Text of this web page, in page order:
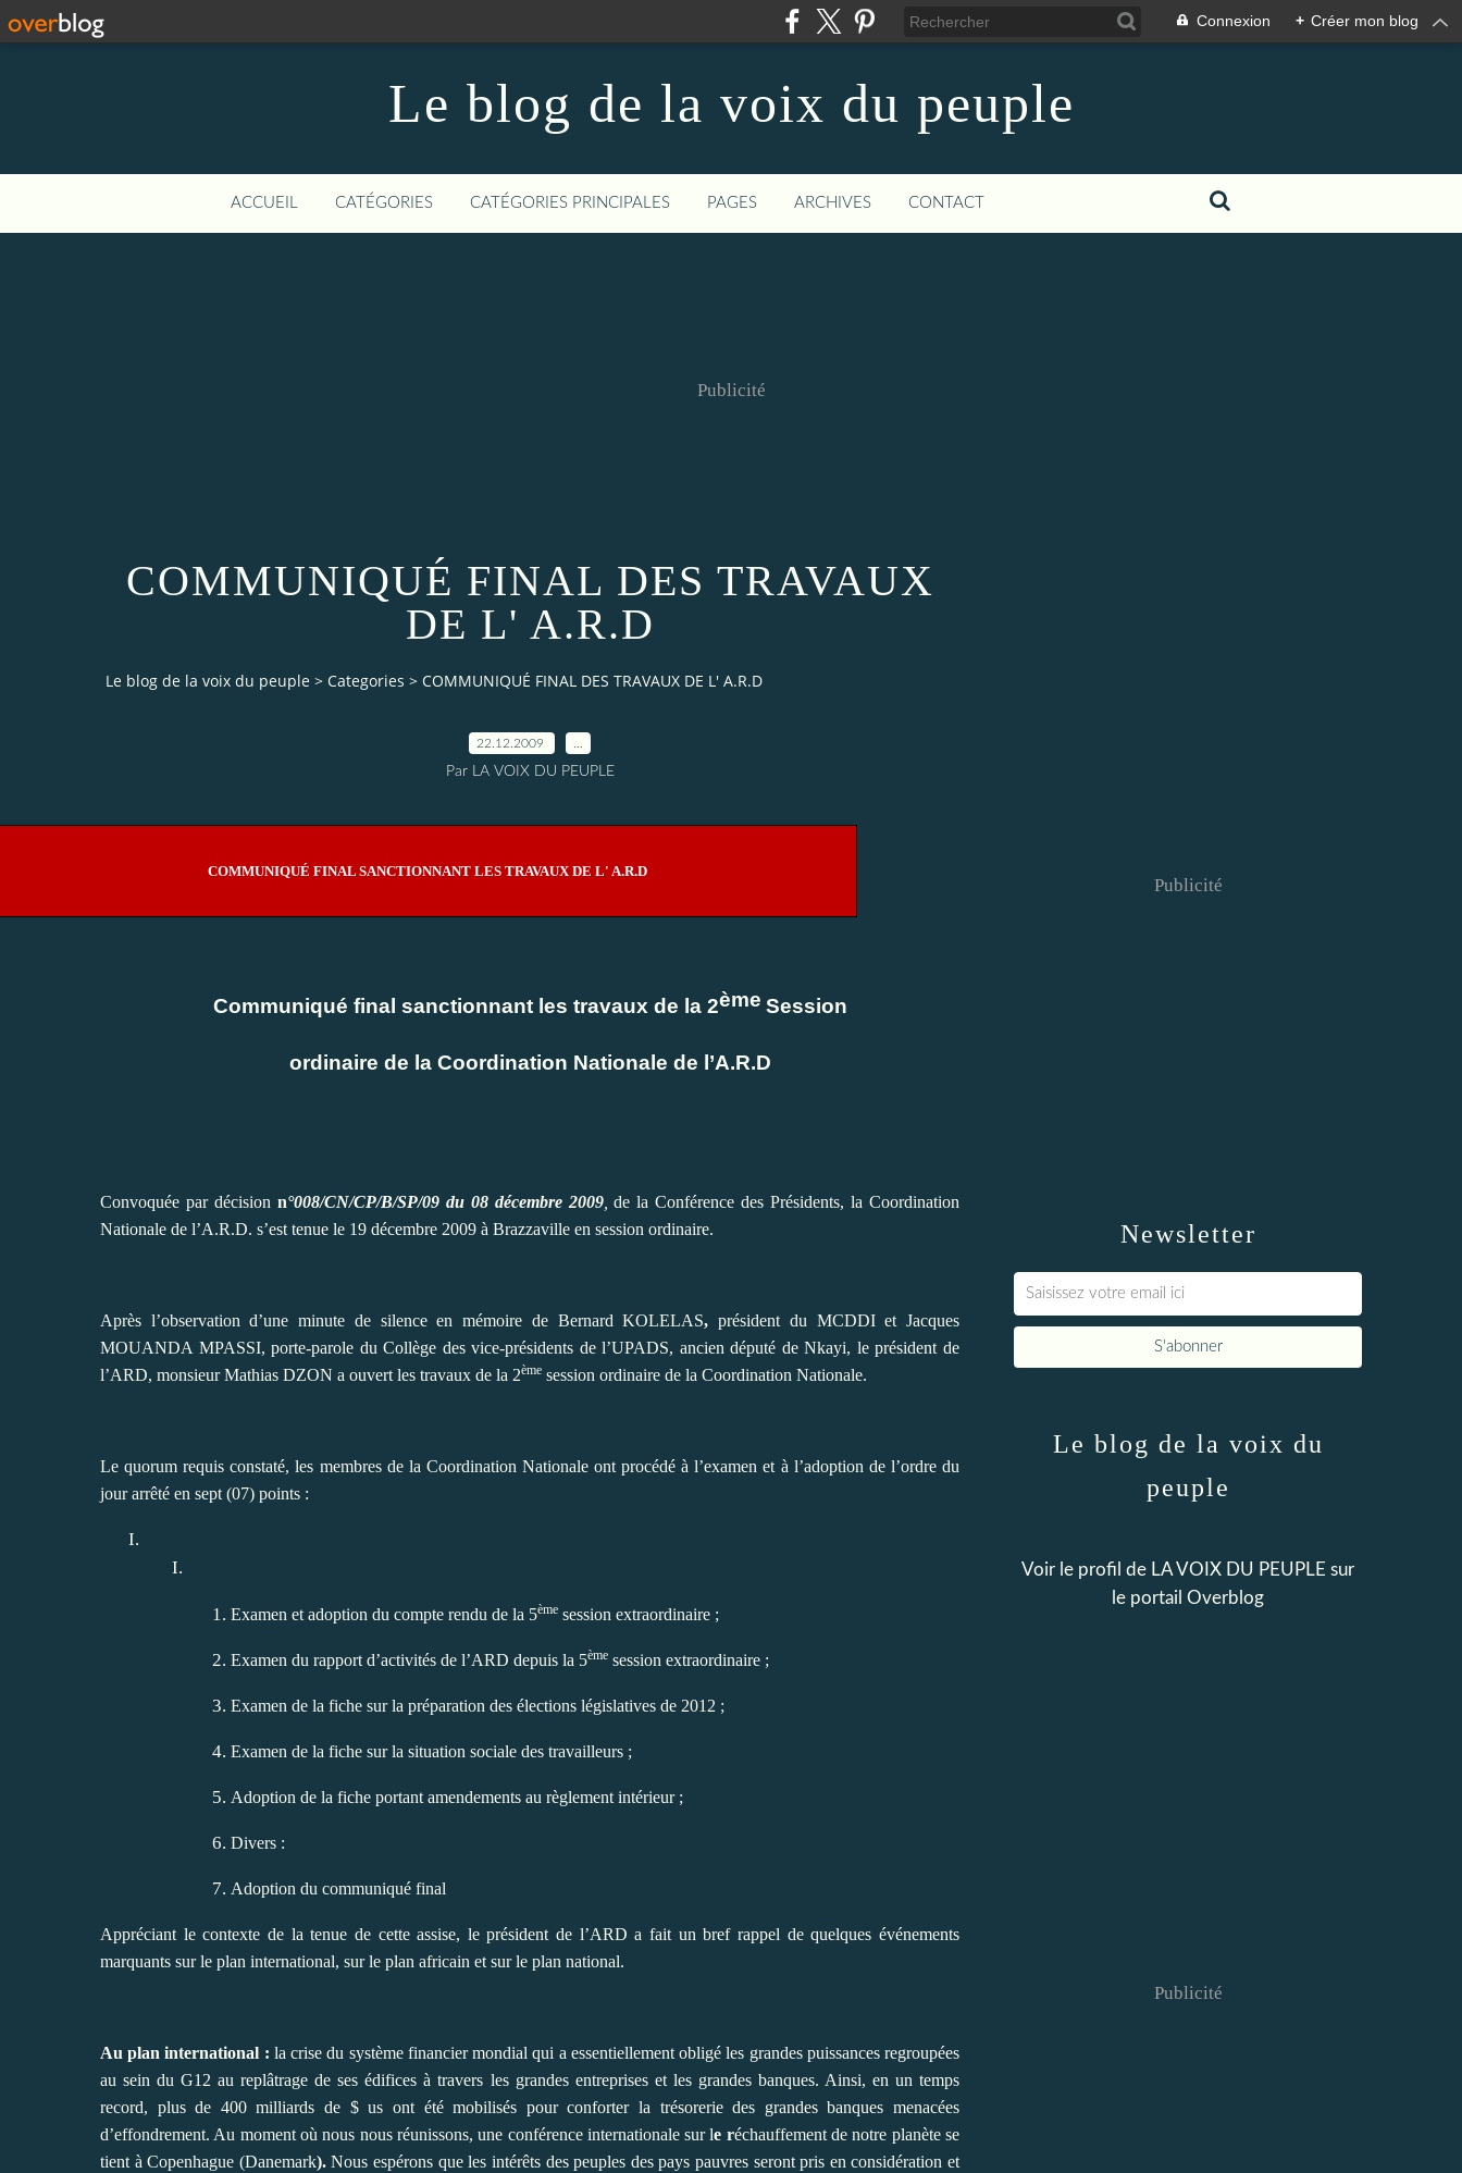
Connexion + Créer mon blog
Le blog de la voix du peuple
ACCUEIL CATÉGORIES CATÉGORIES PRINCIPALES PAGES ARCHIVES CONTACT
Publicité
COMMUNIQUÉ FINAL DES TRAVAUX
DE L' A.R.D
Le blog de la voix du peuple > Categories > COMMUNIQUÉ FINAL DES TRAVAUX DE L' A.R.D
22.12.2009
Par LA VOIX DU PEUPLE
COMMUNIQUÉ FINAL SANCTIONNANT LES TRAVAUX DE L' A.R.D
Communiqué final sanctionnant les travaux de la 2ème Session
ordinaire de la Coordination Nationale de l’A.R.D
Convoquée par décision n°008/CN/CP/B/SP/09 du 08 décembre 2009, de la Conférence des Présidents, la Coordination
Nationale de l’A.R.D. s’est tenue le 19 décembre 2009 à Brazzaville en session ordinaire.
Après l’observation d’une minute de silence en mémoire de Bernard KOLELAS, président du MCDDI et Jacques
MOUANDA MPASSI, porte-parole du Collège des vice-présidents de l’UPADS, ancien député de Nkayi, le président de
l’ARD, monsieur Mathias DZON a ouvert les travaux de la 2ème session ordinaire de la Coordination Nationale.
Le quorum requis constaté, les membres de la Coordination Nationale ont procédé à l’examen et à l’adoption de l’ordre du
jour arrêté en sept (07) points :
Examen et adoption du compte rendu de la 5ème session extraordinaire ;
Examen du rapport d’activités de l’ARD depuis la 5ème session extraordinaire ;
Examen de la fiche sur la préparation des élections législatives de 2012 ;
Examen de la fiche sur la situation sociale des travailleurs ;
Adoption de la fiche portant amendements au règlement intérieur ;
Divers :
Adoption du communiqué final
Appréciant le contexte de la tenue de cette assise, le président de l’ARD a fait un bref rappel de quelques événements
marquants sur le plan international, sur le plan africain et sur le plan national.
Au plan international : la crise du système financier mondial qui a essentiellement obligé les grandes puissances regroupées
au sein du G12 au replâtrage de ses édifices à travers les grandes entreprises et les grandes banques. Ainsi, en un temps
record, plus de 400 milliards de $ us ont été mobilisés pour conforter la trésorerie des grandes banques menacées
d’effondrement. Au moment où nous nous réunissons, une conférence internationale sur le réchauffement de notre planète se
tient à Copenhague (Danemark).Nous espérons que les intérêts des peuples des pays pauvres seront pris en considération et
Newsletter
Publicité
Le blog de la voix du
peuple
Voir le profil de LA VOIX DU PEUPLE sur
le portail Overblog
Publicité